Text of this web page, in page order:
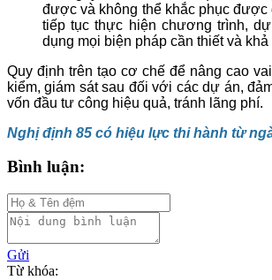
được và không thể khắc phục được
tiếp tục thực hiện chương trình,
dụng mọi biện pháp cần thiết và
Quy định trên tạo cơ chế để nâng cao
kiểm, giám sát sau đối với các dự án,
vốn đầu tư công hiệu quả, tránh lãng phí.
Nghị định 85 có hiệu lực thi hành từ
Bình luận:
Gửi
Từ khóa: